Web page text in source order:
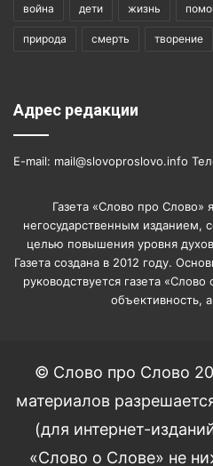
война дети жизнь
природа смерть творение
Адрес редакции
E-mail: mail@slovoproslovo.info
Газета «Слово про Слово»
негосударственным изданием,
целью повышения уровня
Газета создана в 2012 году.
руководствуется газета
объективность,
© Слово про Слово
материалов
(для интернет-
«Слово о Слове» не